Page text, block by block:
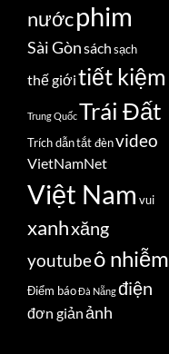
nướcphim
Sài Gònsáchsạch
thế giớitiết kiệm
Trung QuốcTrái Đất
Trích dẫntắt đènvideo
VietNamNet
Việt Nam vui
xanhxăng
youtubeô nhiễm
Điểm báoĐà Nẵngđiện
đơn giảnảnh